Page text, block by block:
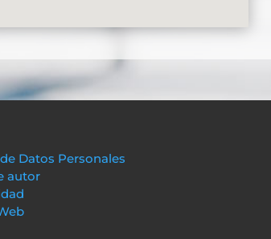
Datos Personales
autor